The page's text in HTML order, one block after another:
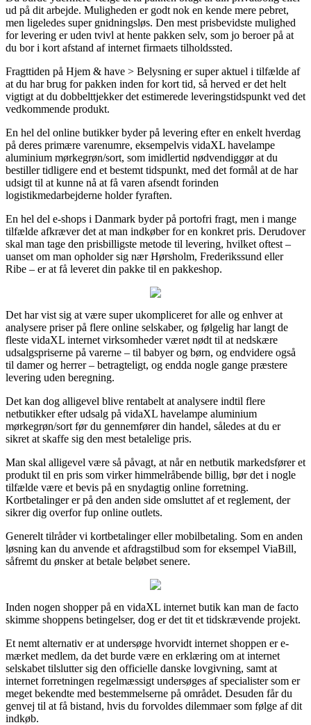
ud på dit arbejde. Muligheden er godt nok en kende mere pebret,
men ligeledes super gnidningsløs. Den mest prisbevidste mulighed
for levering er uden tvivl at hente pakken selv, som jo beroer på at
du bor i kort afstand af internet firmaets tilholdssted.
Fragttiden på Hjem & have > Belysning er super aktuel i tilfælde af
at du har brug for pakken inden for kort tid, så herved er det helt
vigtigt at du dobbelttjekker det estimerede leveringstidspunkt ved det
vedkommende produkt.
En hel del online butikker byder på levering efter en enkelt hverdag
på deres primære varenumre, eksempelvis vidaXL havelampe
aluminium mørkegrøn/sort, som imidlertid nødvendiggør at du
bestiller tidligere end et bestemt tidspunkt, med det formål at de har
udsigt til at kunne nå at få varen afsendt forinden
logistikmedarbejderne holder fyraften.
En hel del e-shops i Danmark byder på portofri fragt, men i mange
tilfælde afkræver det at man indkøber for en konkret pris. Derudover
skal man tage den prisbilligste metode til levering, hvilket oftest –
uanset om man opholder sig nær Hørsholm, Frederikssund eller
Ribe – er at få leveret din pakke til en pakkeshop.
Det har vist sig at være super ukompliceret for alle og enhver at
analysere priser på flere online selskaber, og følgelig har langt de
fleste vidaXL internet virksomheder været nødt til at nedskære
udsalgspriserne på varerne – til babyer og børn, og endvidere også
til damer og herrer – betragteligt, og endda nogle gange præstere
levering uden beregning.
Det kan dog alligevel blive rentabelt at analysere indtil flere
netbutikker efter udsalg på vidaXL havelampe aluminium
mørkegrøn/sort før du gennemfører din handel, således at du er
sikret at skaffe sig den mest betalelige pris.
Man skal alligevel være så påvagt, at når en netbutik markedsfører et
produkt til en pris som virker himmelråbende billig, bør det i nogle
tilfælde være et bevis på en snydagtig online forretning.
Kortbetalinger er på den anden side omsluttet af et reglement, der
sikrer dig overfor fup online outlets.
Generelt tilråder vi kortbetalinger eller mobilbetaling. Som en anden
løsning kan du anvende et afdragstilbud som for eksempel ViaBill,
såfremt du ønsker at betale beløbet senere.
Inden nogen shopper på en vidaXL internet butik kan man de facto
skimme shoppens betingelser, dog er det tit et tidskrævende projekt.
Et nemt alternativ er at undersøge hvorvidt internet shoppen er e-
mærket medlem, da det burde være en erklæring om at internet
selskabet tilslutter sig den officielle danske lovgivning, samt at
internet forretningen regelmæssigt undersøges af specialister som er
meget bekendte med bestemmelserne på området. Desuden får du
genvej til at få bistand, hvis du forvoldes dilemmaer som følge af dit
indkøb.